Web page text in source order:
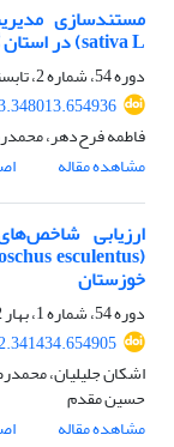
sativa L) در استان گیلان
دوره 54، شماره 2، تابستان 1402، صفحه
فاطمه فرح‌دهر،
مشاهده مقاله
ارزیابی
خوزستان
دوره 54، شماره 1، بهار 1402، صفحه
اشکان جلیلیان،
حسین مقدم
مشاهده مقاله